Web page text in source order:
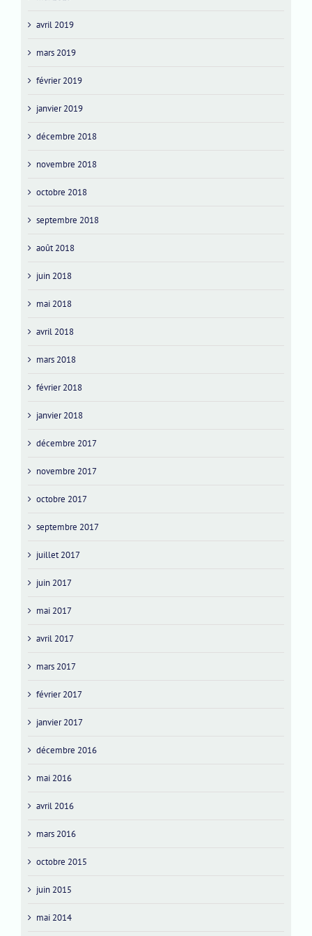
avril 2019
mars 2019
février 2019
janvier 2019
décembre 2018
novembre 2018
octobre 2018
septembre 2018
août 2018
juin 2018
mai 2018
avril 2018
mars 2018
février 2018
janvier 2018
décembre 2017
novembre 2017
octobre 2017
septembre 2017
juillet 2017
juin 2017
mai 2017
avril 2017
mars 2017
février 2017
janvier 2017
décembre 2016
mai 2016
avril 2016
mars 2016
octobre 2015
juin 2015
mai 2014